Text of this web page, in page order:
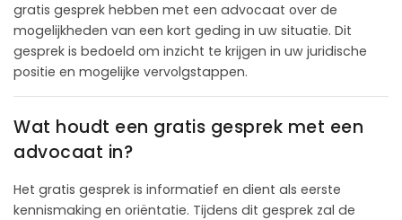
gratis gesprek hebben met een advocaat over de
mogelijkheden van een kort geding in uw situatie. Dit
gesprek is bedoeld om inzicht te krijgen in uw juridische
positie en mogelijke vervolgstappen.
Wat houdt een gratis gesprek met een
advocaat in?
Het gratis gesprek is informatief en dient als eerste
kennismaking en oriëntatie. Tijdens dit gesprek zal de